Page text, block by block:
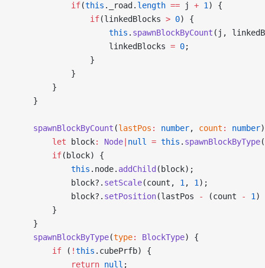
            if
(this ._road. length == j + 1 ) {
                if
(linkedBlocks > 0) {
                    this
. spawnBlockByCount (j,
                    linkedBlocks
= 0;
                }
            }
        }
    }
    spawnBlockByCount
(lastPos : number, count : number
        let
block: Node null = this . spawnBlockByType
        if
(block) {
            this
.node. addChild (block);
            block?.
setScale(count, 1 , 1 );
            block?.
setPosition(lastPos - (count - 1 )
        }
    }
    spawnBlockByType
(type: BlockType) {
        if
( !this .cubePrfb) {
            return
null ;